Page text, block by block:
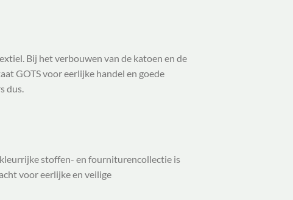
Bij het verbouwen van de katoen en de
GOTS voor eerlijke handel en goede
dus.
stoffen- en fourniturencollectie is
voor eerlijke en veilige